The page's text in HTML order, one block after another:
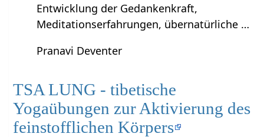
Entwicklung der Gedankenkraft,
Meditationserfahrungen, übernatürliche …
Pranavi Deventer
TSA LUNG - tibetische
Yogaübungen zur Aktivierung des
feinstofflichen Körpers